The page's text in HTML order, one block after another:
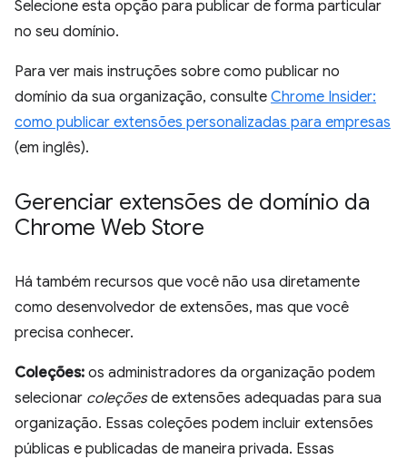
Selecione esta opção para publicar de forma particular
no seu domínio.
Para ver mais instruções sobre como publicar no
domínio da sua organização, consulte Chrome Insider:
como publicar extensões personalizadas para empresas
(em inglês).
Gerenciar extensões de domínio da
Chrome Web Store
Há também recursos que você não usa diretamente
como desenvolvedor de extensões, mas que você
precisa conhecer.
Coleções: os administradores da organização podem
selecionar coleçõesde extensões adequadas para sua
organização. Essas coleções podem incluir extensões
públicas e publicadas de maneira privada. Essas